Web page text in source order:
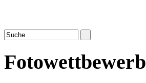
Fotowettbewerb